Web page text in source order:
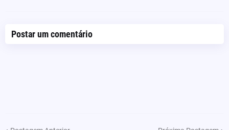
Postar um comentário